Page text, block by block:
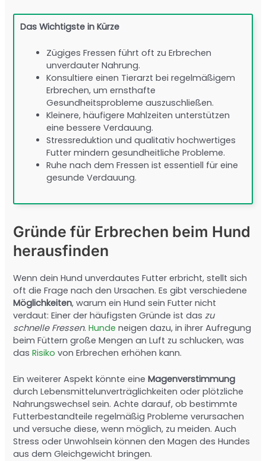
Das Wichtigste in Kürze
Zügiges Fressen führt oft zu Erbrechen
unverdauter Nahrung.
Konsultiere einen Tierarzt bei regelmäßigem
Erbrechen, um ernsthafte
Gesundheitsprobleme auszuschließen.
Kleinere, häufigere Mahlzeiten unterstützen
eine bessere Verdauung.
Stressreduktion und qualitativ hochwertiges
Futter mindern gesundheitliche Probleme.
Ruhe nach dem Fressen ist essentiell für eine
gesunde Verdauung.
Gründe für Erbrechen beim Hund
herausfinden
Wenn dein Hund unverdautes Futter erbricht, stellt sich
oft die Frage nach den Ursachen. Es gibt verschiedene
Möglichkeiten, warum ein Hund sein Futter nicht
verdaut: Einer der häufigsten Gründe ist daszu
schnelle Fressen.Hunde neigen dazu, in ihrer Aufregung
beim Füttern große Mengen an Luft zu schlucken, was
dasRisiko von Erbrechen erhöhen kann.
Ein weiterer Aspekt könnte eineMagenverstimmung
durch Lebensmittelunverträglichkeiten oder plötzliche
Nahrungswechsel sein. Achte darauf, ob bestimmte
Futterbestandteile regelmäßig Probleme verursachen
und versuche diese, wenn möglich, zu meiden. Auch
Stress oder Unwohlsein können den Magen des Hundes
aus dem Gleichgewicht bringen.